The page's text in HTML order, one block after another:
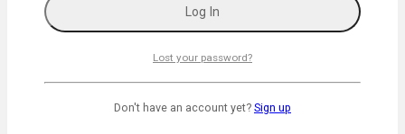
Add To Cart
-71%
Lost your password?
Don't have an account yet? Sign up